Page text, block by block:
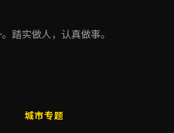
踏实做人，认真做事。
城市专题